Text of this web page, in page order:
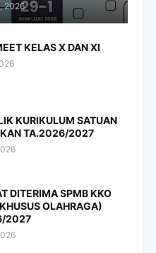
2026
KELAS X DAN XI
KURIKULUM SATUAN
TA.2026/2027
DITERIMA SPMB KKO
OLAHRAGA)
2027